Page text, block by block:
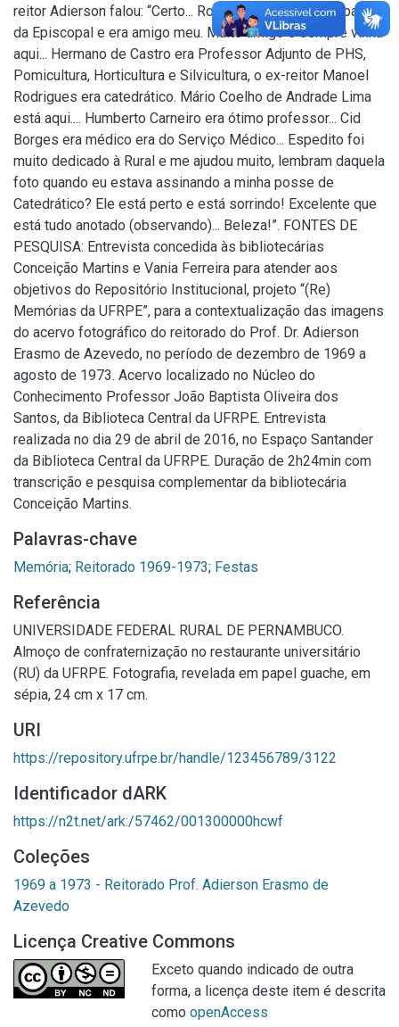
reitor Adierson falou: “Certo... Robson Cavalcante era pastor
da Episcopal e era amigo meu. Muito amigo e sempre vinha
aqui... Hermano de Castro era Professor Adjunto de PHS,
Pomicultura, Horticultura e Silvicultura, o ex-reitor Manoel
Rodrigues era catedrático. Mário Coelho de Andrade Lima
está aqui.... Humberto Carneiro era ótimo professor... Cid
Borges era médico era do Serviço Médico... Espedito foi
muito dedicado à Rural e me ajudou muito, lembram daquela
foto quando eu estava assinando a minha posse de
Catedrático? Ele está perto e está sorrindo! Excelente que
está tudo anotado (observando)... Beleza!”. FONTES DE
PESQUISA: Entrevista concedida às bibliotecárias
Conceição Martins e Vania Ferreira para atender aos
objetivos do Repositório Institucional, projeto “(Re)
Memórias da UFRPE”, para a contextualização das imagens
do acervo fotográfico do reitorado do Prof. Dr. Adierson
Erasmo de Azevedo, no período de dezembro de 1969 a
agosto de 1973. Acervo localizado no Núcleo do
Conhecimento Professor João Baptista Oliveira dos
Santos, da Biblioteca Central da UFRPE. Entrevista
realizada no dia 29 de abril de 2016, no Espaço Santander
da Biblioteca Central da UFRPE. Duração de 2h24min com
transcrição e pesquisa complementar da bibliotecária
Conceição Martins.
Palavras-chave
Memória; Reitorado 1969-1973; Festas
Referência
UNIVERSIDADE FEDERAL RURAL DE PERNAMBUCO.
Almoço de confraternização no restaurante universitário
(RU) da UFRPE. Fotografia, revelada em papel guache, em
sépia, 24 cm x 17 cm.
URI
https://repository.ufrpe.br/handle/123456789/3122
Identificador dARK
https://n2t.net/ark:/57462/001300000hcwf
Coleções
1969 a 1973 - Reitorado Prof. Adierson Erasmo de
Azevedo
Licença Creative Commons
Exceto quando indicado de outra
forma, a licença deste item é descrita
como openAccess